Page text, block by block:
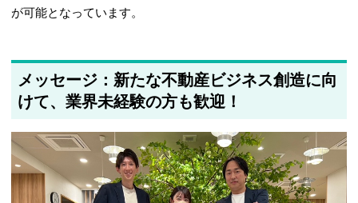
が可能となっています。
メッセージ：新たな不動産ビジネス創造に向
けて、業界未経験の方も歓迎！